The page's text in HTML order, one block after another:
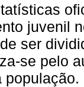
juvenil
ser
se pelo
população.